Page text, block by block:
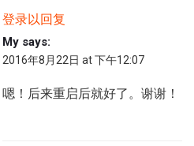
登录以回复
My says:
2016年8月22日 at 下午12:07
嗯！后来重启后就好了。谢谢！